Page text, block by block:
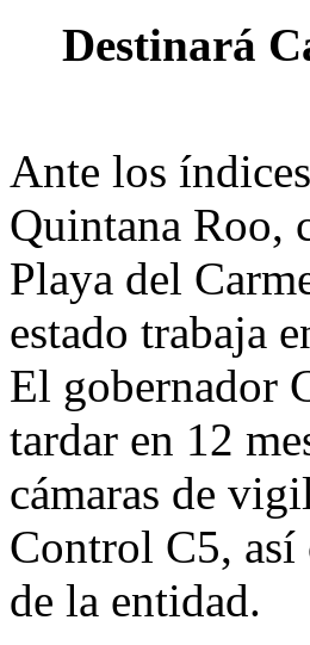
Destinará
Ante los
Quintana Roo,
Playa del
estado trabaja
El gobernador
tardar en 12
cámaras de
Control C5, así
de la entidad.